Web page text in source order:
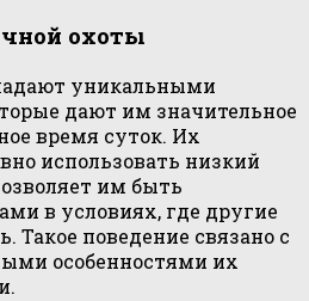
охоты
уникальными
дают им значительное
время суток. Их
использовать низкий
им быть
в условиях, где другие
Такое поведение связано с
особенностями их